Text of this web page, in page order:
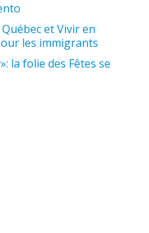
et Vivir en
les immigrants
la folie des Fêtes se